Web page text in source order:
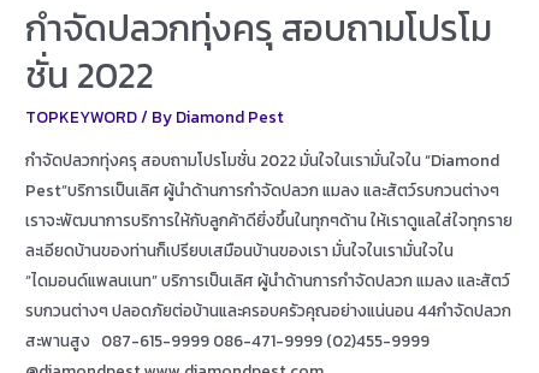
กำจัดปลวกทุ่งครุ สอบถามโปรโม
ชั่น 2022
TOPKEYWORD/ By Diamond Pest
กำจัดปลวกทุ่งครุ สอบถามโปรโมชั่น 2022 มั่นใจในเรามั่นใจใน “Diamond
Pest”บริการเป็นเลิศ ผู้นำด้านการกำจัดปลวก แมลง และสัตว์รบกวนต่างๆ
เราจะพัฒนาการบริการให้กับลูกค้าดียิ่งขึ้นในทุกๆด้าน ให้เราดูแลใส่ใจทุกราย
ละเอียดบ้านของท่านก็เปรียบเสมือนบ้านของเรา มั่นใจในเรามั่นใจใน
“ไดมอนด์แพลนเนท” บริการเป็นเลิศ ผู้นำด้านการกำจัดปลวก แมลง และสัตว์
รบกวนต่างๆ ปลอดภัยต่อบ้านและครอบครัวคุณอย่างแน่นอน 44กำจัดปลวก
สะพานสูง 087-615-9999 086-471-9999 (02)455-9999